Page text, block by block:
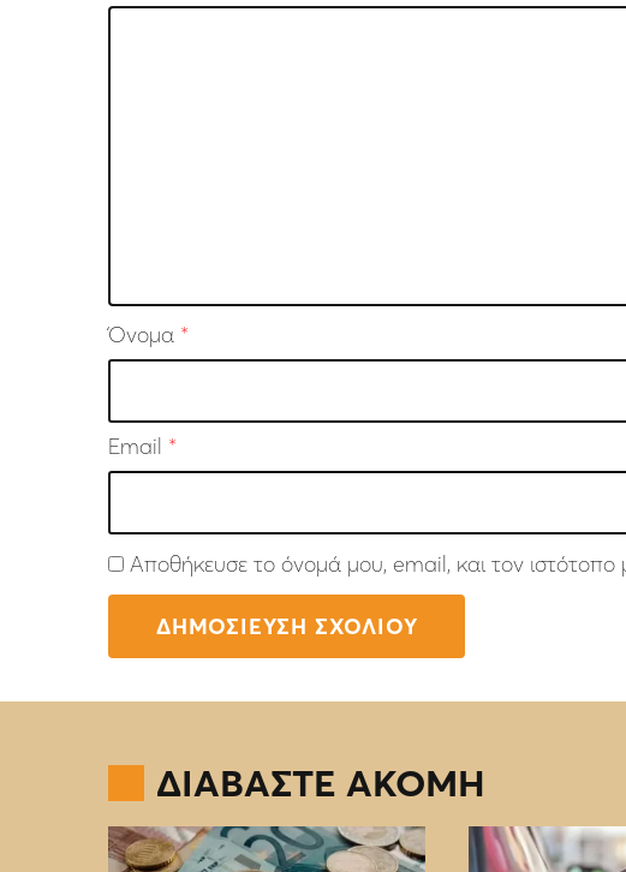
Όνομα *
Email *
Αποθήκευσε το όνομά μου, email, και τον
ΔΙΑΒΑΣΤΕ ΑΚΟΜΗ